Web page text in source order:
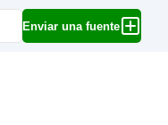
Enviar una fuente